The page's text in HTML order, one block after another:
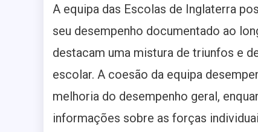
A equipa das Escolas de Inglaterra
seu desempenho documentado ao
destacam uma mistura de triunfos e
escolar. A coesão da equipa
melhoria do desempenho geral,
informações sobre as forças